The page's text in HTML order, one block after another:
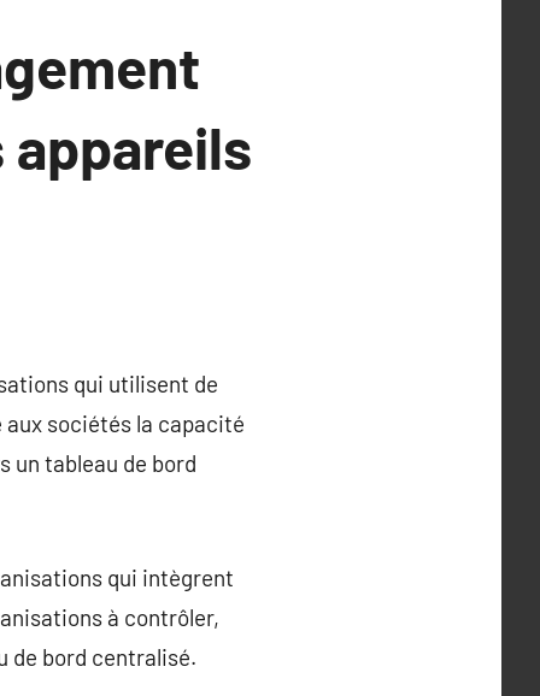
appareils
qui utilisent de
sociétés la capacité
un tableau de bord
qui intègrent
à contrôler,
de bord centralisé.